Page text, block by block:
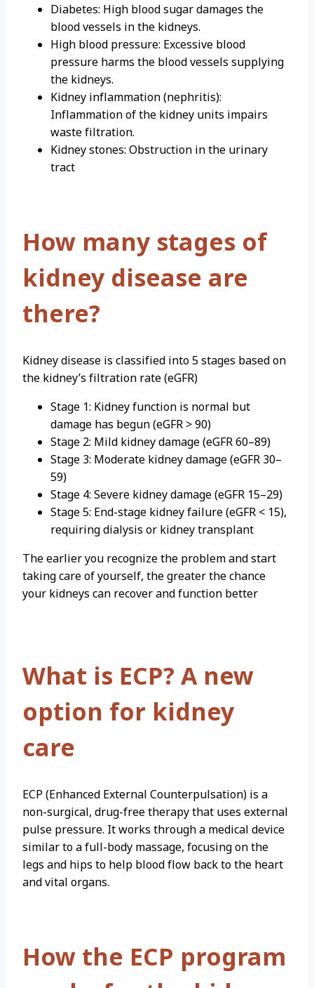
Diabetes: High blood sugar damages the
blood vessels in the kidneys.
High blood pressure: Excessive blood
pressure harms the blood vessels supplying
the kidneys.
Kidney inflammation (nephritis):
Inflammation of the kidney units impairs
waste filtration.
Kidney stones: Obstruction in the urinary
tract
How many stages of
kidney disease are
there?
Kidney disease is classified into 5 stages based on
the kidney’s filtration rate (eGFR)
Stage 1: Kidney function is normal but
damage has begun (eGFR > 90)
Stage 2: Mild kidney damage (eGFR 60–89)
Stage 3: Moderate kidney damage (eGFR 30–
59)
Stage 4: Severe kidney damage (eGFR 15–29)
Stage 5: End-stage kidney failure (eGFR < 15),
requiring dialysis or kidney transplant
The earlier you recognize the problem and start
taking care of yourself, the greater the chance
your kidneys can recover and function better
What is ECP? A new
option for kidney
care
ECP (Enhanced External Counterpulsation) is a
non-surgical, drug-free therapy that uses external
pulse pressure. It works through a medical device
similar to a full-body massage, focusing on the
legs and hips to help blood flow back to the heart
and vital organs.
How the ECP program